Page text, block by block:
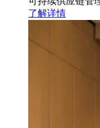
了解详情